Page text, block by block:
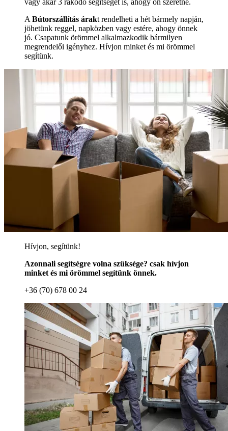
vagy akár 3 rakodó segítségét is, ahogy ön szeretné.
A Bútorszállítás árakt rendelheti a hét bármely napján,
jöhetünk reggel, napközben vagy estére, ahogy önnek
jó. Csapatunk örömmel alkalmazkodik bármilyen
megrendelői igényhez. Hívjon minket és mi örömmel
segítünk.
Hívjon, segítünk!
Azonnali segítségre volna szüksége? csak hívjon
minket és mi örömmel segítünk önnek.
+36 (70) 678 00 24